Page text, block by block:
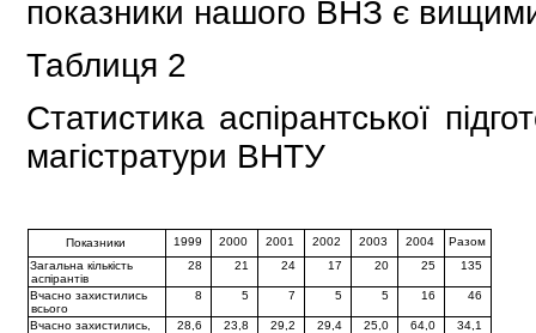
показники нашого ВНЗ є
Таблиця 2
Статистика аспірантської
магістратури ВНТУ
Показники 1999 2000 2001 2002 2003 2004
Разом
Загальна кількість
аспірантів
28 21 24 17 20 25 135
Вчасно захистились
всього
8 5 7 5 5 16 46
Вчасно захистились,
28,6 23,8 29,2 29,4 25,0 64,0 34,1